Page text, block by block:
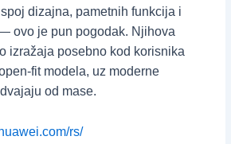
dizajna, pametnih funkcija i
ovo je pun pogodak. Njihova
izražaja posebno kod korisnika
fit modela, uz moderne
od mase.
rs/